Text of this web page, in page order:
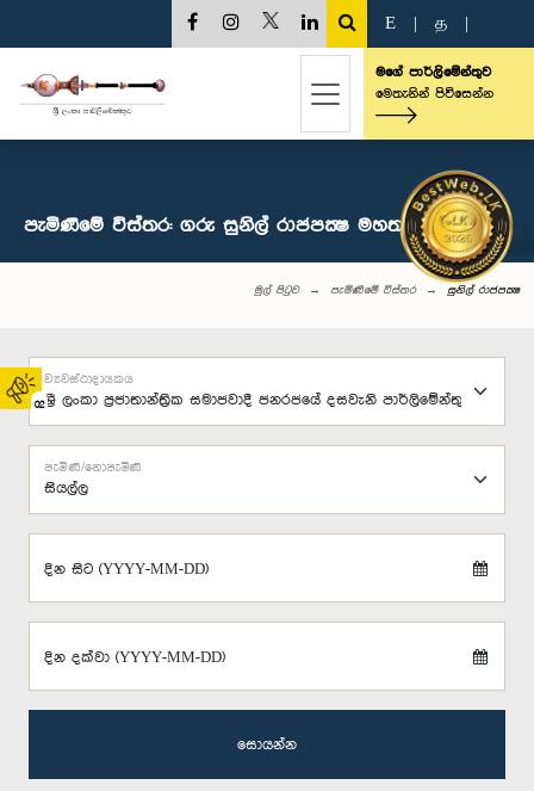
02
E த
මගේ පාර්ලිමේන්තුව
මෙතැනින් පිවිසෙන්න
පැමිණීමේ විස්තර: ගරු සුනිල් රාජපක්‍ෂ මහතා, පා.ම.
මුල් පිටුව පැමිණීමේ විස්තර සුනිල් රාජපක්‍ෂ
ව්‍යවස්ථාදායකය
පැමිණි/නොපැමිණි
දින සිට (YYYY-MM-DD)
දින දක්වා (YYYY-MM-DD)
සොයන්න